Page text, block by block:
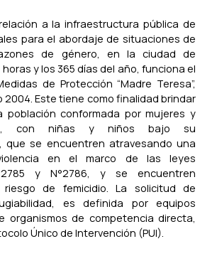
a la infraestructura pública de
para el abordaje de situaciones de
de género, en la ciudad de
y los 365 días del año, funciona el
de Protección “Madre Teresa”,
2004. Este tiene como finalidad brindar
población conformada por mujeres y
con niñas y niños bajo su
que se encuentren atravesando una
en el marco de las leyes
y N°2786, y se encuentren
riesgo de femicidio. La solicitud de
es definida por equipos
organismos de competencia directa,
Único de Intervención (PUI).